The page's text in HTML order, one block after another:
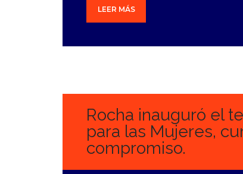
LEER MÁS
Rocha inauguró el
para las Mujeres,
compromiso.